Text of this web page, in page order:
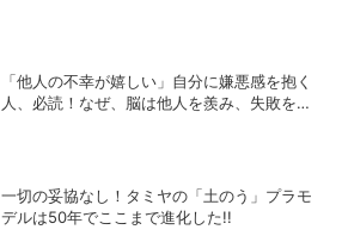
「他人の不幸が嬉しい」自分に嫌悪感を抱く
人、必読！なぜ、脳は他人を羨み、失敗を喜
一切の妥協なし！タミヤの「土のう」プラモ
デルは50年でここまで進化した!!